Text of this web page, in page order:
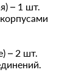
– 1 шт.
– 2 шт.